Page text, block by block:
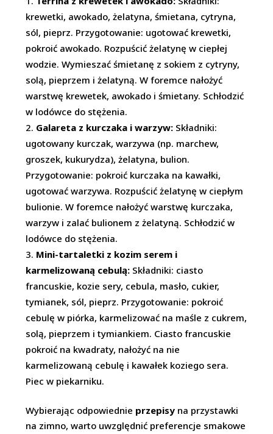
krewetki, awokado, żelatyna, śmietana, cytryna,
sól, pieprz. Przygotowanie: ugotować krewetki,
pokroić awokado. Rozpuścić żelatynę w ciepłej
wodzie. Wymieszać śmietanę z sokiem z cytryny,
solą, pieprzem i żelatyną. W foremce nałożyć
warstwę krewetek, awokado i śmietany. Schłodzić
w lodówce do stężenia.
Galareta z kurczaka i warzyw: Składniki:
ugotowany kurczak, warzywa (np. marchew,
groszek, kukurydza), żelatyna, bulion.
Przygotowanie: pokroić kurczaka na kawałki,
ugotować warzywa. Rozpuścić żelatynę w ciepłym
bulionie. W foremce nałożyć warstwę kurczaka,
warzyw i zalać bulionem z żelatyną. Schłodzić w
lodówce do stężenia.
Mini-tartaletki z kozim serem i
karmelizowaną cebulą: Składniki: ciasto
francuskie, kozie sery, cebula, masło, cukier,
tymianek, sól, pieprz. Przygotowanie: pokroić
cebulę w piórka, karmelizować na maśle z cukrem,
solą, pieprzem i tymiankiem. Ciasto francuskie
pokroić na kwadraty, nałożyć na nie
karmelizowaną cebulę i kawałek koziego sera.
Piec w piekarniku.
Wybierając odpowiednie przepisy na przystawki
na zimno, warto uwzględnić preferencje smakowe